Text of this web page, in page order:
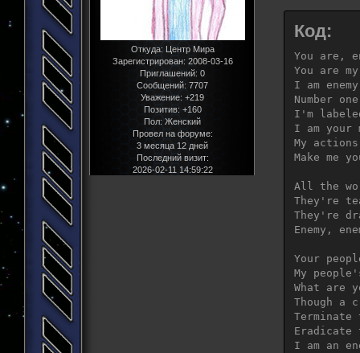
Откуда:Центр Мира
Зарегистрирован: 2008-03-16
Приглашений: 0
Сообщений: 7707
Уважение: +219
Позитив: +160
Пол:Женский
Провел на форуме:
3 месяца 12 дней
Последний визит:
2026-02-11 14:59:22
Код:
You are,
You are
I am enemy
Number
I'm
I am your
My actions
Make me
All the
They're
They're
Enemy,
Your
My
What are
Though a
Terminate
Eradicate
I am an